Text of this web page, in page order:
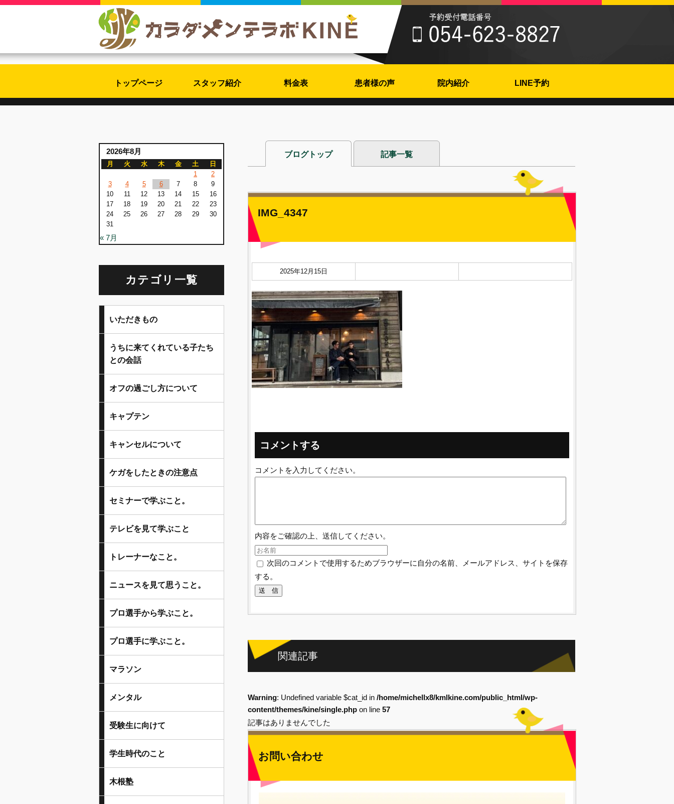
トップページ スタッフ紹介 料金表 患者様の声 院内紹介 LINE予約
ブログトップ 記事一覧
IMG_4347
2025年12月15日
コメントする
コメントを入力してください。
内容をご確認の上、送信してください。
次回のコメントで使用するためブラウザーに自分の名前、メールアドレス、サイトを保存
する。
関連記事
Warning: Undefined variable $cat_id in /home/michellx8/kmlkine.com/public_html/wp-
content/themes/kine/single.php on line 57
記事はありませんでした
お問い合わせ
2026年8月
月 火 水 木 金 土
日
1
2
3
4 5 6 7 8
9
10
11 12 13 14 15
16
17
18 19 20 21 22
23
24
25 26 27 28 29
30
31
« 7月
カテゴリ一覧
いただきもの
うちに来てくれている子たち
との会話
オフの過ごし方について
キャプテン
キャンセルについて
ケガをしたときの注意点
セミナーで学ぶこと。
テレビを見て学ぶこと
トレーナーなこと。
ニュースを見て思うこと。
プロ選手から学ぶこと。
プロ選手に学ぶこと。
マラソン
メンタル
受験生に向けて
学生時代のこと
木根塾